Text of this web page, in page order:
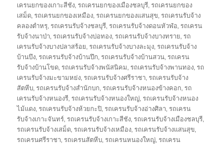
เครนยกของเกาะสีชัง,รถเครนยกของเมืองชลบุรี,รถเครนยกของ
เสม็ด,รถเครนยกของเหมือง,รถเครนยกของแสนสุข,รถเครนรับจ้าง
คลองตำหรุ,รถเครนรับจ้างชลบุรี,รถเครนรับจ้างดอนหัวฬ่อ,รถเครน
รับจ้างนาป่า,รถเครนรับจ้างบ่อทอง,รถเครนรับจ้างบางทราย,รถ
เครนรับจ้างบางปลาสร้อย,รถเครนรับจ้างบางละมุง,รถเครนรับจ้าง
บ้านบึง,รถเครนรับจ้างบ้านปึก,รถเครนรับจ้างบ้านสวน,รถเครน
รับจ้างบ้านโขด,รถเครนรับจ้างพนัสนิคม,รถเครนรับจ้างพานทอง,รถ
เครนรับจ้างมะขามหย่ง,รถเครนรับจ้างศรีราชา,รถเครนรับจ้าง
สัตหีบ,รถเครนรับจ้างสำนักบก,รถเครนรับจ้างหนองข้างคอก,รถ
เครนรับจ้างหนองรี,รถเครนรับจ้างหนองใหญ่,รถเครนรับจ้างหนอง
ไม้แดง,รถเครนรับจ้างห้วยกะปิ,รถเครนรับจ้างอ่างศิลา,รถเครน
รับจ้างเกาะจันทร์,รถเครนรับจ้างเกาะสีชัง,รถเครนรับจ้างเมืองชลบุรี,
รถเครนรับจ้างเสม็ด,รถเครนรับจ้างเหมือง,รถเครนรับจ้างแสนสุข,
รถเครนศรีราชา,รถเครนสัตหีบ,รถเครนหนองใหญ่,รถเครน